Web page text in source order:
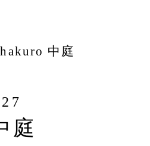
hakuro 中庭
庭